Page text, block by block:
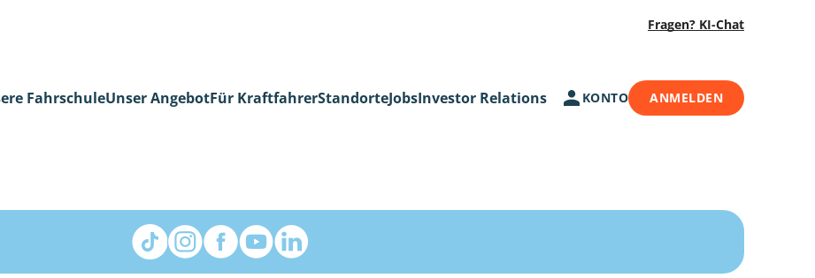
Fragen? KI-Chat
FahrschuleUnser AngebotFür KraftfahrerStandorteJobsInvestor Relations KONTO ANMELDEN